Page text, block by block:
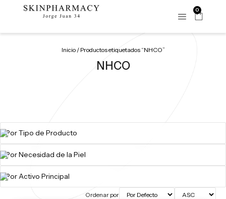
0
Inicio/ Productos etiquetados “NHCO”
NHCO
Ordenar por